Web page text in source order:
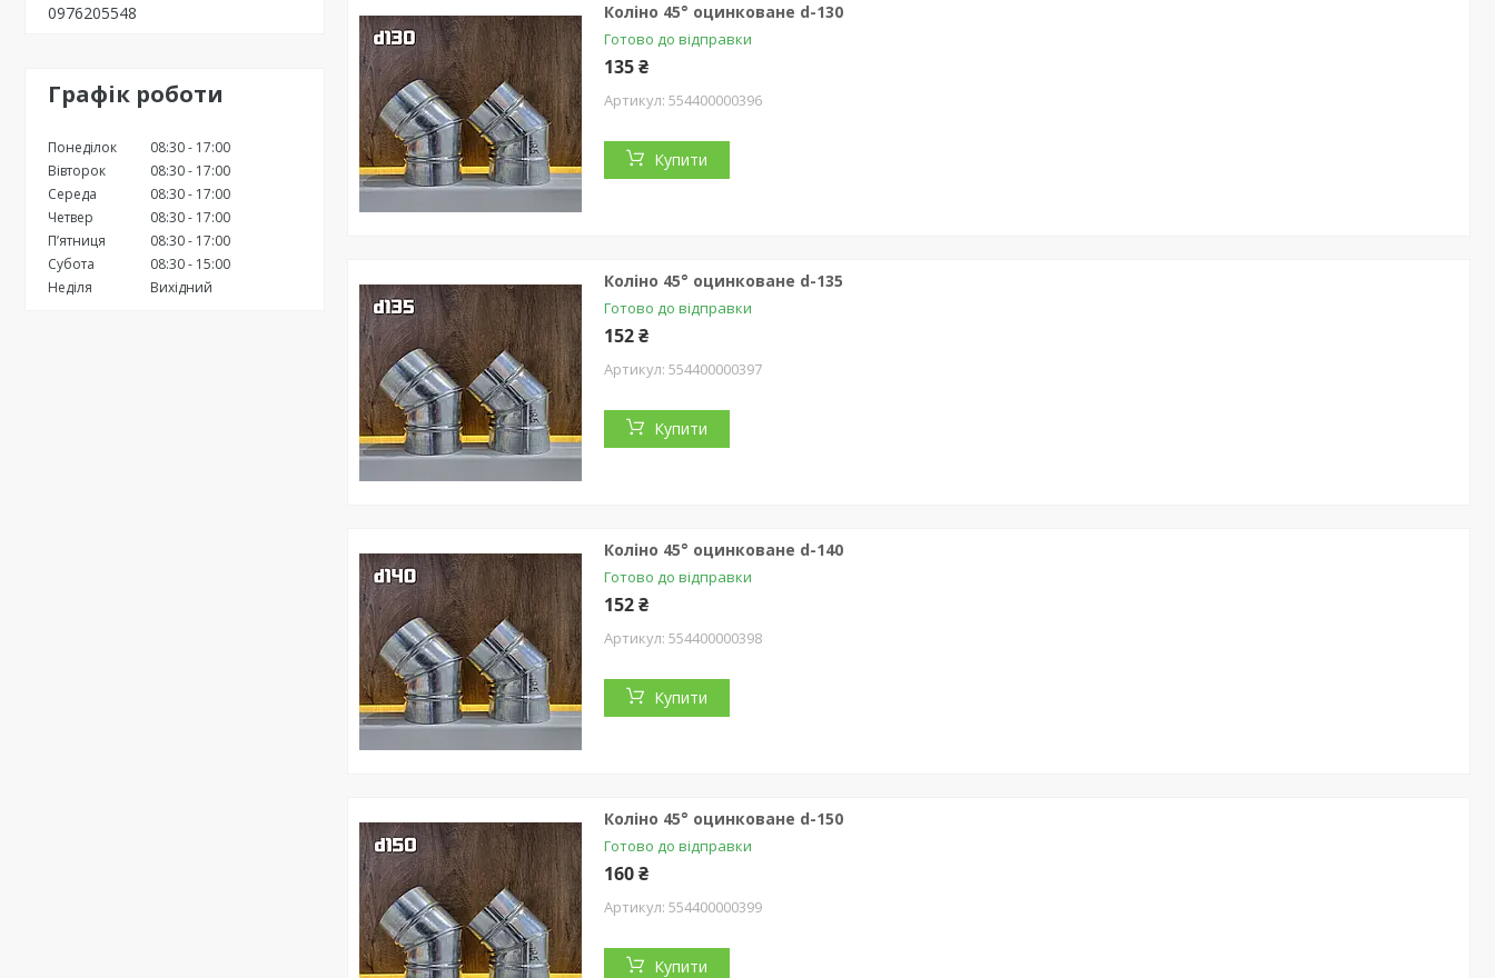
0976205548
Графік роботи
Понеділок 08:30
17:00
Вівторок
08:30
17:00
Середа
08:30
17:00
Четвер
08:30
17:00
Пʼятниця
08:30
17:00
Субота
08:30
15:00
Неділя
Вихідний
Коліно 45° оцинковане d-130
Готово до відправки
135 ₴
554400000396
Купити
Коліно 45° оцинковане d-135
Готово до відправки
152 ₴
554400000397
Купити
Коліно 45° оцинковане d-140
Готово до відправки
152 ₴
554400000398
Купити
Коліно 45° оцинковане d-150
Готово до відправки
160 ₴
554400000399
Купити